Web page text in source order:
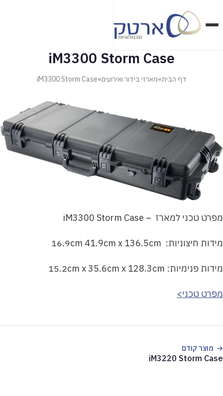
לתוכן
הראשי
מארזי בידור ואירועים
מארזי טכנולוגיה ומדיקל
מארזי מזון ופרויקטים מיוחדים
מוצרי SKB
iM3300 Storm Case
דף הבית»מארזי בידור ואירועים»
iM3300 Storm Case
מפרט טכני למארז – iM3300 Storm Case
מידות חיצוניות: 16.9cm 41.9cm x 136.5cm
מידות פנימיות: 15.2cm x 35.6cm x 128.3cm
מפרט טכני>
מוצר קודם
iM3220 Storm Case